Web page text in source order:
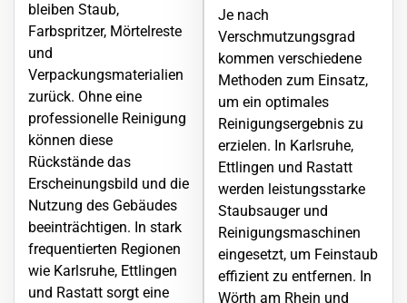
bleiben Staub,
Farbspritzer, Mörtelreste
und
Verpackungsmaterialien
zurück. Ohne eine
professionelle Reinigung
können diese
Rückstände das
Erscheinungsbild und die
Nutzung des Gebäudes
beeinträchtigen. In stark
frequentierten Regionen
wie Karlsruhe, Ettlingen
und Rastatt sorgt eine
Je nach
Verschmutzungsgrad
kommen verschiedene
Methoden zum Einsatz,
um ein optimales
Reinigungsergebnis zu
erzielen. In Karlsruhe,
Ettlingen und Rastatt
werden leistungsstarke
Staubsauger und
Reinigungsmaschinen
eingesetzt, um Feinstaub
effizient zu entfernen. In
Wörth am Rhein und